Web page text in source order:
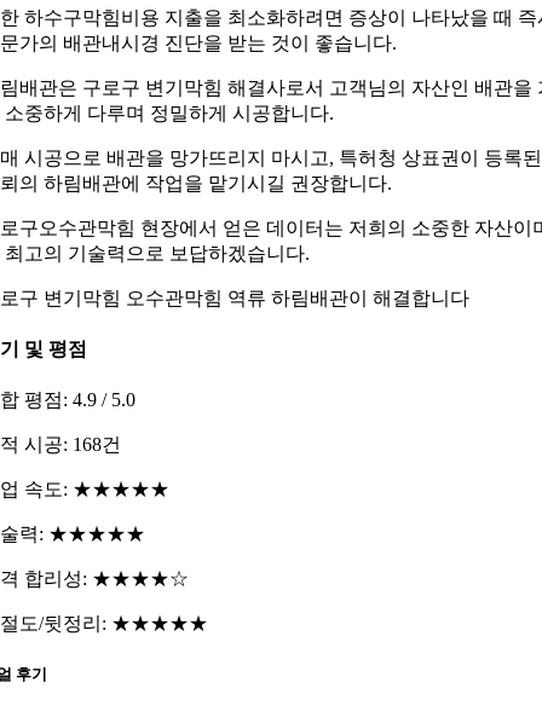
하수구막힘비용 지출을 최소화하려면 증상이 나타났을 때 즉
가의 배관내시경 진단을 받는 것이 좋습니다.
배관은 구로구 변기막힘 해결사로서 고객님의 자산인 배관을
소중하게 다루며 정밀하게 시공합니다.
시공으로 배관을 망가뜨리지 마시고, 특허청 상표권이 등록된
의 하림배관에 작업을 맡기시길 권장합니다.
구오수관막힘 현장에서 얻은 데이터는 저희의 소중한 자산이
최고의 기술력으로 보답하겠습니다.
구 변기막힘 오수관막힘 역류 하림배관이 해결합니다
및 평점
평점: 4.9 / 5.0
시공: 168건
업 속도: ★★★★★
술력: ★★★★★
격 합리성: ★★★★☆
절도/뒷정리: ★★★★★
후기